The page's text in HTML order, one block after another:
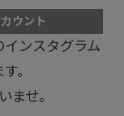
ウント
ンスタグラム
。
ませ。